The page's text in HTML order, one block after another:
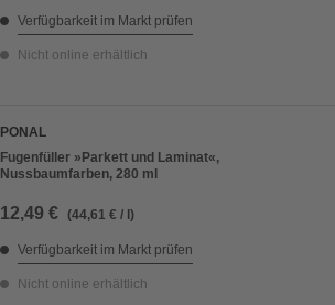
Verfügbarkeit im Markt prüfen
Nicht online erhältlich
PONAL
Fugenfüller »Parkett und Laminat«,
Nussbaumfarben, 280 ml
12,49 € (44,61 € / l)
Verfügbarkeit im Markt prüfen
Nicht online erhältlich